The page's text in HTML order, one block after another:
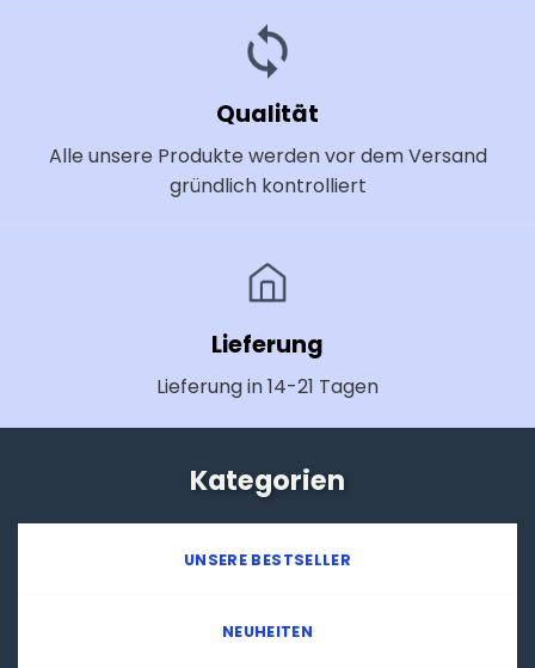
Qualität
Alle unsere Produkte werden vor dem Versand
gründlich kontrolliert
Lieferung
Lieferung in 14-21 Tagen
Kategorien
UNSERE BESTSELLER
NEUHEITEN